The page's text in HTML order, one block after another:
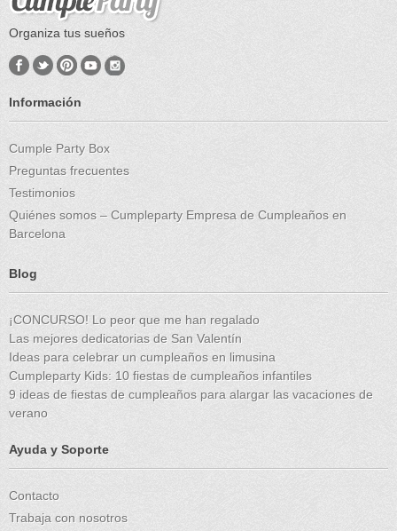
Organiza tus sueños
Información
Cumple Party Box
Preguntas frecuentes
Testimonios
Quiénes somos – Cumpleparty Empresa de Cumpleaños en
Barcelona
Blog
¡CONCURSO! Lo peor que me han regalado
Las mejores dedicatorias de San Valentín
Ideas para celebrar un cumpleaños en limusina
Cumpleparty Kids: 10 fiestas de cumpleaños infantiles
9 ideas de fiestas de cumpleaños para alargar las vacaciones de
verano
Ayuda y Soporte
Contacto
Trabaja con nosotros